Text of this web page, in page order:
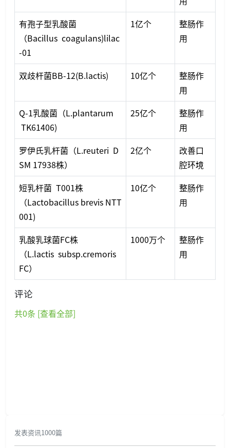
有孢子型乳酸菌
（Bacillus coagulans)lilac
-01
1亿个
整肠作
用
双歧杆菌BB-12(B.lactis) 10亿个
整肠作
用
Q-1乳酸菌（L.plantarum
TK61406)
25亿个
整肠作
用
罗伊氏乳杆菌（L.reuteri D
SM 17938株）
2亿个
改善口
腔环境
短乳杆菌 T001株
（Lactobacillus brevis NTT
001)
10亿个
整肠作
用
乳酸乳球菌FC株
（L.lactis subsp.cremoris
FC）
1000万个
整肠作
用
评论
共0条 [查看全部]
发表资讯1000篇